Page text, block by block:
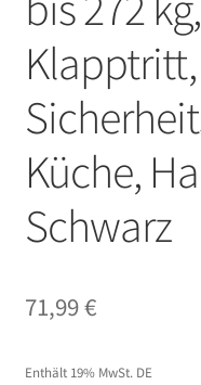
Klapptritt,
Küche,
Schwarz
71,99€
Enthält 19% MwSt. DE